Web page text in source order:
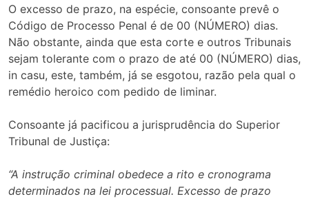
O excesso de prazo, na espécie, consoante prevê o
Código de Processo Penal é de 00 (NÚMERO) dias.
Não obstante, ainda que esta corte e outros Tribunais
sejam tolerante com o prazo de até 00 (NÚMERO) dias,
in casu, este, também, já se esgotou, razão pela qual o
remédio heroico com pedido de liminar.
Consoante já pacificou a jurisprudência do Superior
Tribunal de Justiça:
“A instrução criminal obedece a rito e cronograma
determinados na lei processual. Excesso de prazo